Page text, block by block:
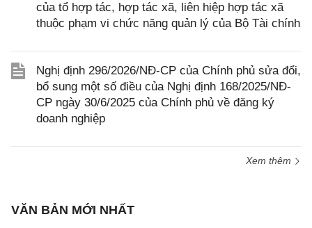
của tổ hợp tác, hợp tác xã, liên hiệp hợp tác xã
thuộc phạm vi chức năng quản lý của Bộ Tài chính
Nghị định 296/2026/NĐ-CP của Chính phủ sửa đổi,
bổ sung một số điều của Nghị định 168/2025/NĐ-
CP ngày 30/6/2025 của Chính phủ về đăng ký
doanh nghiệp
Xem thêm
VĂN BẢN MỚI NHẤT